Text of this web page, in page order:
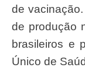
de
de produção
brasileiros e
Único de